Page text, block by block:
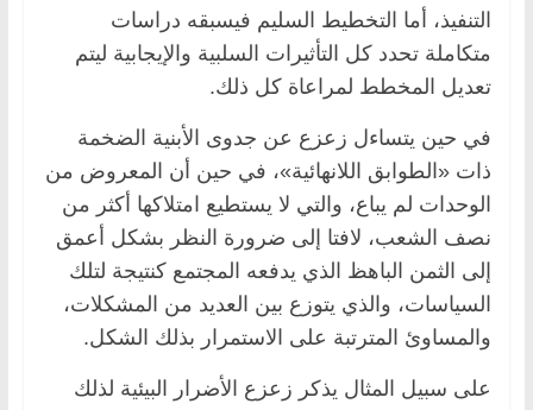
التنفيذ، أما التخطيط السليم فيسبقه دراسات
متكاملة تحدد كل التأثيرات السلبية والإيجابية ليتم
تعديل المخطط لمراعاة كل ذلك.
في حين يتساءل زعزع عن جدوى الأبنية الضخمة
ذات «الطوابق اللانهائية»، في حين أن المعروض من
الوحدات لم يباع، والتي لا يستطيع امتلاكها أكثر من
نصف الشعب، لافتا إلى ضرورة النظر بشكل أعمق
إلى الثمن الباهظ الذي يدفعه المجتمع كنتيجة لتلك
السياسات، والذي يتوزع بين العديد من المشكلات،
والمساوئ المترتبة على الاستمرار بذلك الشكل.
على سبيل المثال يذكر زعزع الأضرار البيئية لذلك